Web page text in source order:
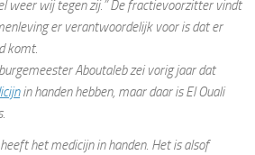
weer wij tegen zij.” De fractievoorzitter vindt
er verantwoordelijk voor is dat er
komt.
Aboutaleb zei vorig jaar dat
in handen hebben, maar daar is El Ouali
het medicijn in handen. Het is alsof